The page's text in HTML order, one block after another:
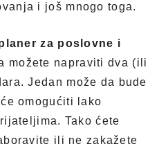
i još mnogo toga.
za poslovne i
možete napraviti dva (ili
Jedan može da bude
omogućiti lako
Tako ćete
ili ne zakažete